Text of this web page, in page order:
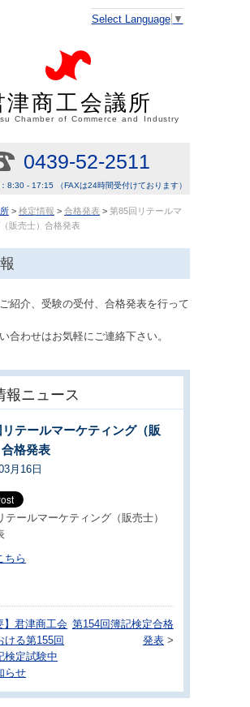
Select Language ▼
津商工会議所
Chamber of Commerce and Industry
0439-52-2511
8:30 - 17:15 （FAXは24時間受付けております）
> 検定情報 > 合格発表 > 第85回リテールマ
販売士）合格発表
紹介、受験の受付、合格発表を行って
合わせはお気軽にご連絡下さい。
報ニュース
テールマーケティング（販
格発表
月16日
テールマーケティング（販売士）
ちら
】君津商工会
ける第155回
検定試験中
らせ
第154回簿記検定合格
発表>